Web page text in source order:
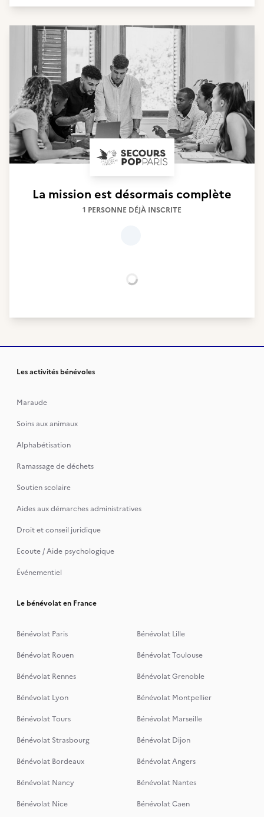
La mission est désormais complète
1 PERSONNE DÉJÀ INSCRITE
Chargement...
Les activités bénévoles
Maraude
Soins aux animaux
Alphabétisation
Ramassage de déchets
Soutien scolaire
Aides aux démarches administratives
Droit et conseil juridique
Ecoute / Aide psychologique
Événementiel
Le bénévolat en France
Bénévolat Paris
Bénévolat Lille
Bénévolat Rouen
Bénévolat Toulouse
Bénévolat Rennes
Bénévolat Grenoble
Bénévolat Lyon
Bénévolat Montpellier
Bénévolat Tours
Bénévolat Marseille
Bénévolat Strasbourg
Bénévolat Dijon
Bénévolat Bordeaux
Bénévolat Angers
Bénévolat Nancy
Bénévolat Nantes
Bénévolat Nice
Bénévolat Caen